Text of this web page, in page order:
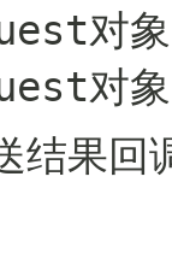
对象
对象
果回